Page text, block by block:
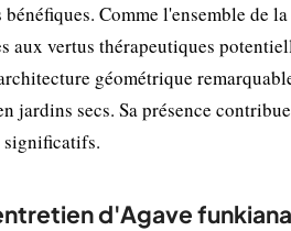
Comme l'ensemble de
aux vertus thérapeutiques
géométrique
jardins secs. Sa présence
significatifs.
d'Agave funkiana